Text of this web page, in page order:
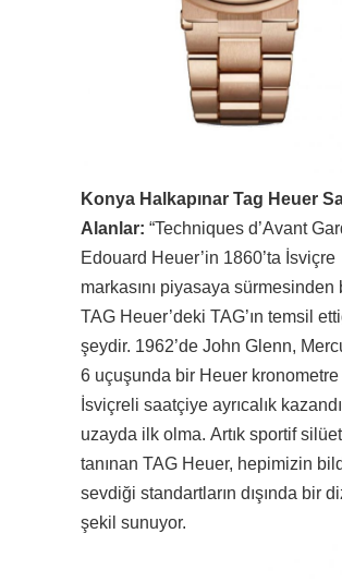
Konya Halkapınar Tag Heuer
Alanlar: “Techniques d’Avant
Edouard Heuer’in 1860’ta İsviçre
markasını piyasaya sürmesinden
TAG Heuer’deki TAG’ın temsil
şeydir. 1962’de John Glenn,
6 uçuşunda bir Heuer
İsviçreli saatçiye ayrıcalık
uzayda ilk olma. Artık sportif
tanınan TAG Heuer, hepimizin
sevdiği standartların dışında bir
şekil sunuyor.